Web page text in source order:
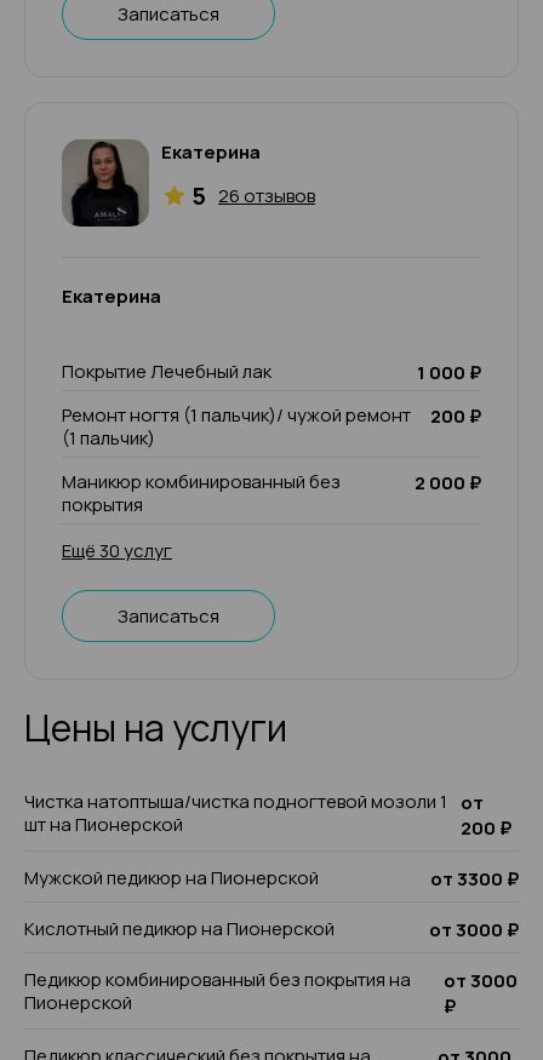
Записаться
Екатерина
5 26 отзывов
Екатерина
Покрытие Лечебный лак
1 000 ₽
Ремонт ногтя (1 пальчик)/ чужой ремонт
(1 пальчик)
200 ₽
Маникюр комбинированный без
покрытия
2 000 ₽
Ещё 30 услуг
Записаться
Цены на услуги
Чистка натоптыша/чистка подногтевой мозоли 1
шт на Пионерской
от
200 ₽
Мужской педикюр на Пионерской
от 3300 ₽
Кислотный педикюр на Пионерской
от 3000 ₽
Педикюр комбинированный без покрытия на
Пионерской
от 3000
₽